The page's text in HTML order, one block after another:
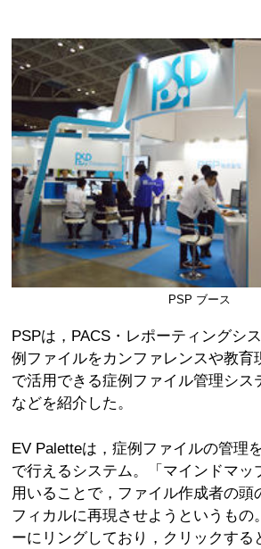
PSP ブース
PSPは，PACS・レポーティングシ
例ファイルをカンファレンスや教育
で活用できる症例ファイル管理シス
などを紹介した。
EV Paletteは，症例ファイルの管理
で行えるシステム。「マインドマッ
用いることで，ファイル作成者の頭
フィカルに再現させようというもの
ーにリングしており，クリックする